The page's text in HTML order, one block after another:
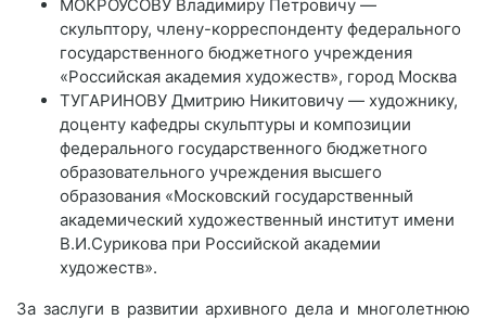
МОКРОУСОВУ Владимиру Петровичу —
скульптору, члену-корреспонденту федерального
государственного бюджетного учреждения
«Российская академия художеств», город Москва
ТУГАРИНОВУ Дмитрию Никитовичу — художнику,
доценту кафедры скульптуры и композиции
федерального государственного бюджетного
образовательного учреждения высшего
образования «Московский государственный
академический художественный институт имени
В.И.Сурикова при Российской академии
художеств».
За заслуги в развитии архивного дела и многолетнюю